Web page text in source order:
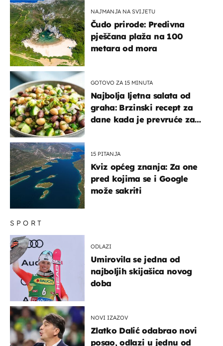
SPORT
ODLAZI
Umirovila se jedna od
najboljih skijašica novog
doba
NOVI IZAZOV
Zlatko Dalić odabrao novi
posao, odlazi u jednu od
NAJMANJA NA SVIJETU
Čudo prirode: Predivna
pješčana plaža na 100
metara od mora
GOTOVO ZA 15 MINUTA
Najbolja ljetna salata od
graha: Brzinski recept za
dane kada je prevruće za
15 PITANJA
Kviz općeg znanja: Za one
pred kojima se i Google
može sakriti